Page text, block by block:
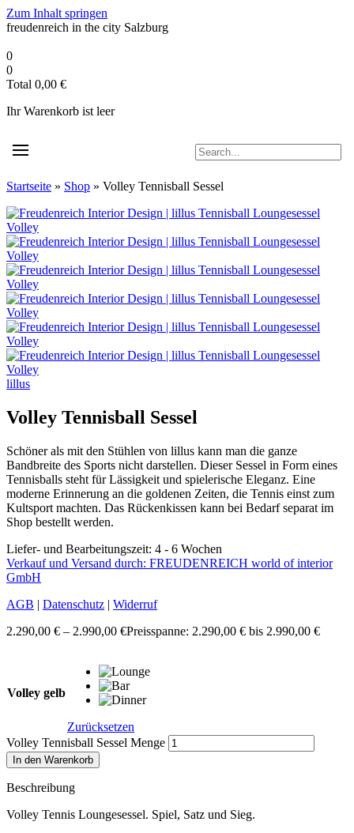
Zum Inhalt springen
freudenreich in the city Salzburg
0
0
Total 0,00 €
Ihr Warenkorb ist leer
Startseite » Shop » Volley Tennisball Sessel
lillus
Volley Tennisball Sessel
Schöner als mit den Stühlen von lillus kann man die ganze
Bandbreite des Sports nicht darstellen. Dieser Sessel in Form eines
Tennisballs steht für Lässigkeit und spielerische Eleganz. Eine
moderne Erinnerung an die goldenen Zeiten, die Tennis einst zum
Kultsport machten. Das Rückenkissen kann bei Bedarf separat im
Shop bestellt werden.
Liefer- und Bearbeitungszeit: 4 - 6 Wochen
Verkauf und Versand durch: FREUDENREICH world of interior
GmbH
AGB | Datenschutz | Widerruf
2.290,00 € – 2.990,00 €Preisspanne: 2.290,00 € bis 2.990,00 €
Volley gelb
Zurücksetzen
Volley Tennisball Sessel Menge
In den Warenkorb
Beschreibung
Volley Tennis Loungesessel. Spiel, Satz und Sieg.